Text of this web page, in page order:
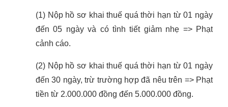
(1) Nộp hồ sơ khai thuế quá thời hạn từ 01 ngày
đến 05 ngày và có tình tiết giảm nhẹ => Phạt
cảnh cáo.
(2) Nộp hồ sơ khai thuế quá thời hạn từ 01 ngày
đến 30 ngày, trừ trường hợp đã nêu trên => Phạt
tiền từ 2.000.000 đồng đến 5.000.000 đồng.